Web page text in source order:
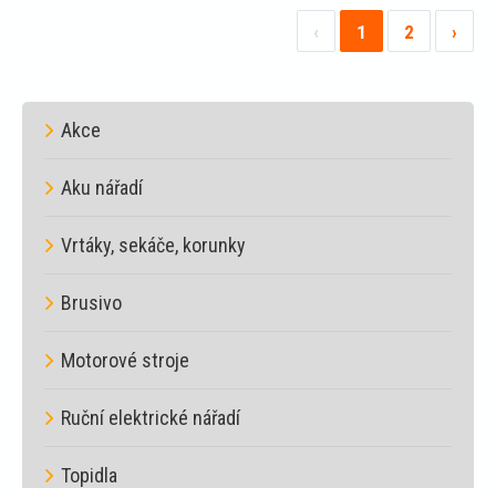
košíku
‹ 1 2 ›
Akce
Aku nářadí
Vrtáky, sekáče, korunky
Brusivo
Motorové stroje
Ruční elektrické nářadí
Topidla